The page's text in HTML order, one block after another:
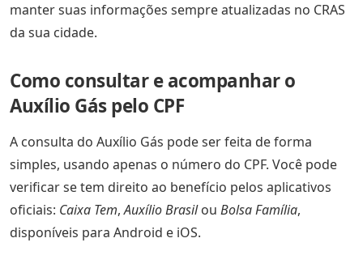
manter suas informações sempre atualizadas no CRAS
da sua cidade.
Como consultar e acompanhar o
Auxílio Gás pelo CPF
A consulta do Auxílio Gás pode ser feita de forma
simples, usando apenas o número do CPF. Você pode
verificar se tem direito ao benefício pelos aplicativos
oficiais: Caixa Tem,Auxílio Brasilou Bolsa Família,
disponíveis para Android e iOS.